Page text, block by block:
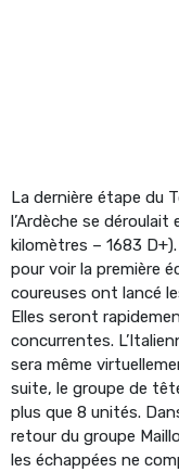
La dernière étape du
l’Ardèche se
kilomètres – 1683
pour voir la première
coureuses ont lancé
Elles seront
concurrentes.
sera même
suite, le groupe de
plus que 8 unités.
retour du groupe
les échappées ne